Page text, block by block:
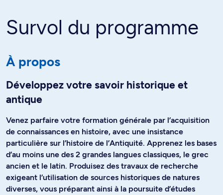
Survol du programme
À propos
Développez votre savoir historique et
antique
Venez parfaire votre formation générale par l’acquisition
de connaissances en histoire, avec une insistance
particulière sur l’histoire de l’Antiquité. Apprenez les bases
d’au moins une des 2 grandes langues classiques, le grec
ancien et le latin. Produisez des travaux de recherche
exigeant l’utilisation de sources historiques de natures
diverses, vous préparant ainsi à la poursuite d’études